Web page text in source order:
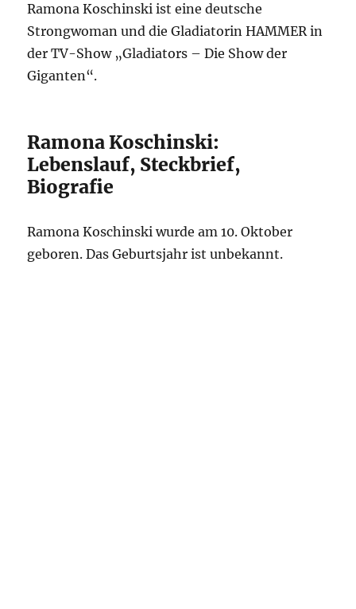
Ramona Koschinski ist eine deutsche
Strongwoman und die Gladiatorin HAMMER in
der TV-Show „Gladiators – Die Show der
Giganten“.
Ramona Koschinski:
Lebenslauf, Steckbrief,
Biografie
Ramona Koschinski wurde am 10. Oktober
geboren. Das Geburtsjahr ist unbekannt.